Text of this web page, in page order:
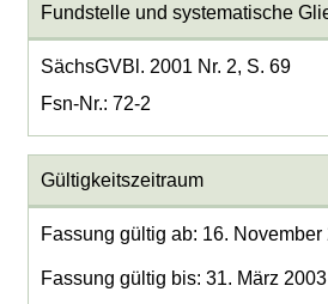
Fundstelle und systematische
SächsGVBl. 2001 Nr. 2, S. 69
Fsn-Nr.: 72-2
Gültigkeitszeitraum
Fassung gültig ab: 16. November
Fassung gültig bis: 31. März 2003